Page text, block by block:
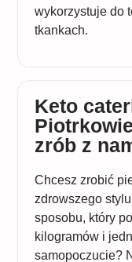
wykorzystuje do
tkankach.
Keto
zrób z
Chcesz zrobić
zdrowszego
sposobu, który
kilogramów i
samopoczucie?